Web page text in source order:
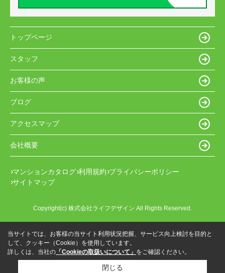
トップページ
スタッフ
お客様の声
ブログ
アクセスマップ
会社概要
マンションカタログ 利用規約 プライバシーポリシー
サイトマップ
Copyright(c) 株式会社ライフデザイン All Rights Reserved.
当サイトでは、お客様の当サイト利用状況把握、サービス向上検討を目的と
して、クッキー（Cookie）を使用しています。
詳しくは、当社の 「Cookieの取扱いについて」 をご確認ください。
閉じる